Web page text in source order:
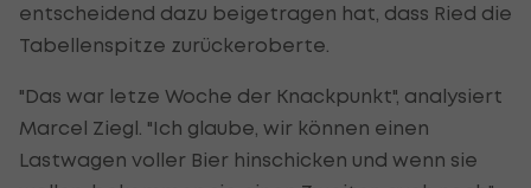
entscheidend dazu beigetragen hat, dass Ried die
Tabellenspitze zurückeroberte.
"Das war letze Woche der Knackpunkt", analysiert
Marcel Ziegl. "Ich glaube, wir können einen
Lastwagen voller Bier hinschicken und wenn sie